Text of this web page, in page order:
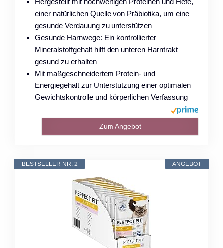
einer natürlichen Quelle von Präbiotika, um eine
gesunde Verdauung zu unterstützen
Gesunde Harnwege: Ein kontrollierter
Mineralstoffgehalt hilft den unteren Harntrakt
gesund zu erhalten
Mit maßgeschneidertem Protein- und
Energiegehalt zur Unterstützung einer optimalen
Gewichtskontrolle und körperlichen Verfassung
Zum Angebot
ANGEBOT
BESTSELLER NR. 2